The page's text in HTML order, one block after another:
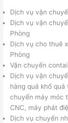
Dịch vụ vận
Dịch vụ vận
Phòng
Dịch vụ cho thuê
Phòng
Vận chuyển
Dịch vụ vận
hàng quá khổ
chuyển máy móc
CNC, máy phát
Dịch vụ chuyển